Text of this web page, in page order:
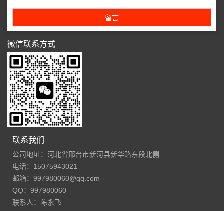
微信联系方式
联系我们
公司地址：河北省邢台市新河县新华路东段北侧
电话：15075943021
邮箱：997980060@qq.com
QQ：997980060
联系人：陈永飞